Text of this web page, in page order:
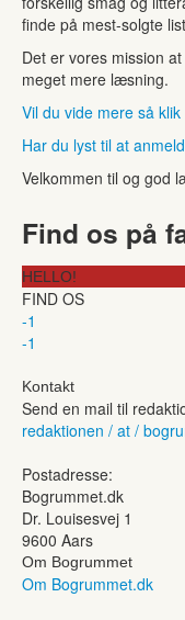
finde på mest-solgte
Det er vores mission
meget mere læsning.
Vil du vide mere så
Har du lyst til at
Velkommen til og god
Find os på
HELLO!
FIND OS
-1
-1
Kontakt
Send en mail til
redaktionen / at /
Postadresse:
Bogrummet.dk
Dr. Louisesvej 1
9600 Aars
Om Bogrummet
Om Bogrummet.dk